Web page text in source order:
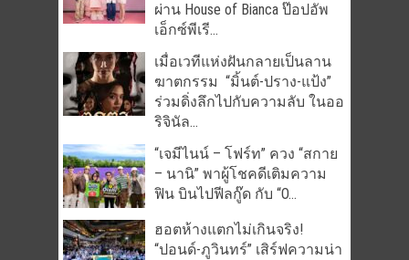
ผ่าน House of Bianca ป๊อปอัพ
เอ็กซ์พีเรี...
เมื่อเวทีแห่งฝันกลายเป็นลาน
ฆาตกรรม “มิ้นต์-ปราง-แป้ง”
ร่วมดิ่งลึกไปกับความลับ ในออ
ริจินัล...
“เจมีไนน์ – โฟร์ท” ควง “สกาย
– นานิ” พาผู้โชคดีเติมความ
ฟิน บินไปฟีลกู๊ด กับ “O...
ฮอตห้างแตกไม่เกินจริง!
“ปอนด์-ภูวินทร์” เสิร์ฟความน่า